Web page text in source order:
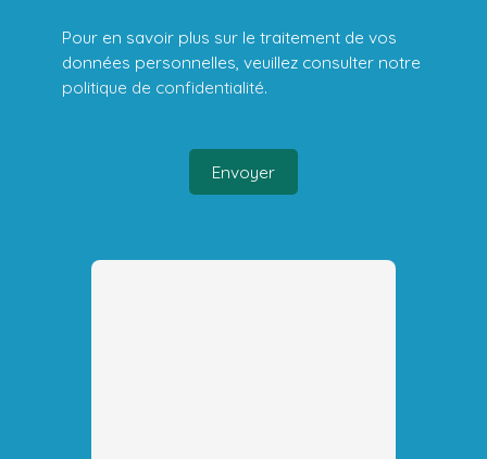
Pour en savoir plus sur le traitement de vos
données personnelles, veuillez consulter notre
politique de confidentialité.
Envoyer